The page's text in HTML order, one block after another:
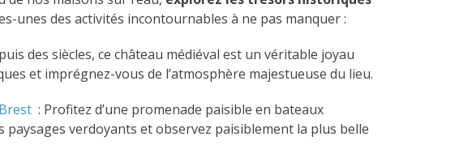
unes des activités incontournables à ne pas manquer :
des siècles, ce château médiéval est un véritable joyau
et imprégnez-vous de l’atmosphère majestueuse du lieu.
: Profitez d’une promenade paisible en bateaux
paysages verdoyants et observez paisiblement la plus belle